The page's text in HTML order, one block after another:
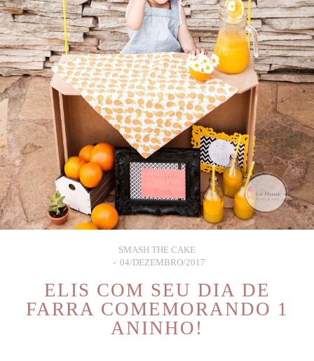
SMASH THE CAKE
04/DEZEMBRO/2017
ELIS COM SEU DIA DE
FARRA COMEMORANDO 1
ANINHO!